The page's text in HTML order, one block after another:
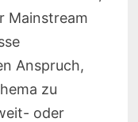
Mainstream
Anspruch,
zu
oder